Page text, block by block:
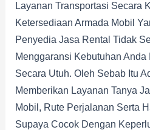
Layanan Transportasi Secara
Ketersediaan Armada Mobil
Penyedia Jasa Rental Tidak
Menggaransi Kebutuhan Anda
Secara Utuh. Oleh Sebab Itu
Memberikan Layanan Tanya
Mobil, Rute Perjalanan Serta
Supaya Cocok Dengan